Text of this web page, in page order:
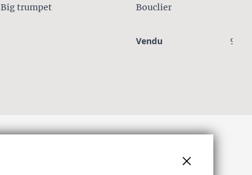
Big trumpet Bouclier
Vendu 900 €